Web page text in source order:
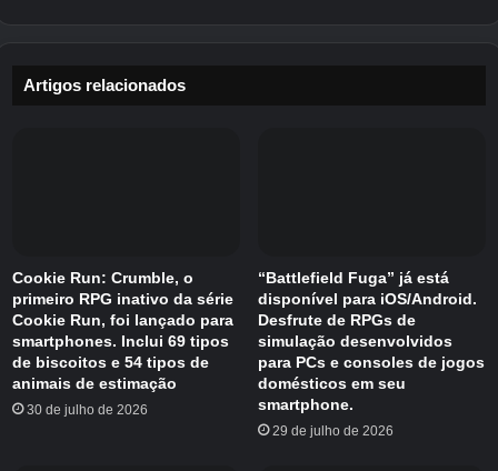
Na colaboração, os jogadores entram em uma
“The Unchosen Dream” também planeja
implementar um grande número de novos
conteúdos, como eventos somente de
colaboração, eventos por tempo limitado e
várias melhorias de sistema.
Artigos relacionados
Cookie Run: Crumble, o
primeiro RPG inativo da série
Cookie Run, foi lançado para
smartphones. Inclui 69 tipos
de biscoitos e 54 tipos de
animais de estimação
30 de julho de 2026
“Battlefield Fuga” já está
disponível para iOS/Android.
Desfrute de RPGs de
simulação desenvolvidos
para PCs e consoles de jogos
domésticos em seu
smartphone.
29 de julho de 2026